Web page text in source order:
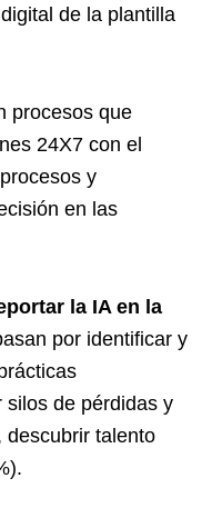
de la plantilla
procesos que
24X7 con el
y
en las
la IA en la
por identificar y
silos de pérdidas y
descubrir talento